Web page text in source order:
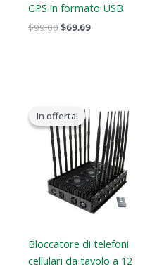
GPS in formato USB
$99.00$69.69
In offerta!
In offerta!
Bloccatore di telefoni
cellulari da tavolo a 12
prezzo
originale
era:
$1,799.00.
prezzo
attuale
è:
$1,219.99.